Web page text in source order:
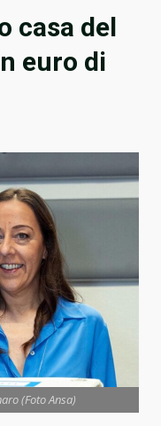
casa del
euro di
(Foto Ansa)